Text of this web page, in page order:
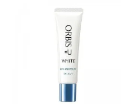
乾燥を引き起こしがち。そこで
SPF25・PA++のUVカット効果のあ
るリップクリームで、顔だけでなく
唇もしっかりUV対策しましょう。2
種類の保湿成分（加水分解コラーゲ
ン、ゲットウ葉エキス）を配合して
いるから、カサつき・くすみ(*)など
の乾燥悩みも解決＆うるおい長持